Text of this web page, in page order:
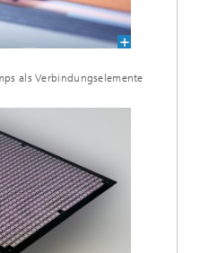
als Verbindungselemente